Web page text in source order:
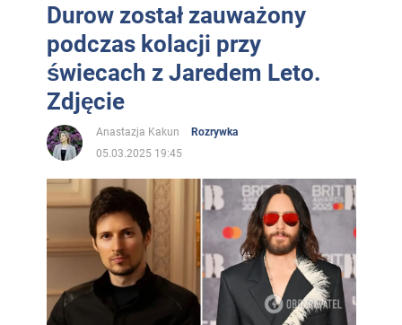
Durow został zauważony
podczas kolacji przy
świecach z Jaredem Leto.
Zdjęcie
Anastazja Kakun
Rozrywka
05.03.2025 19:45